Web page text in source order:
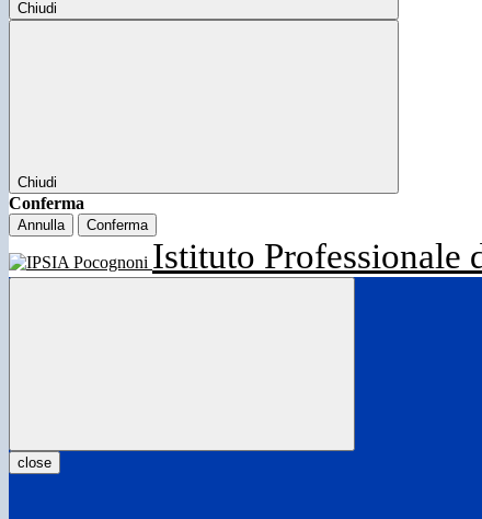
Chiudi
Chiudi
Conferma
Annulla Conferma
Istituto Professionale
close